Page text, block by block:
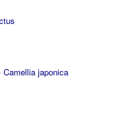
Camellia japonica